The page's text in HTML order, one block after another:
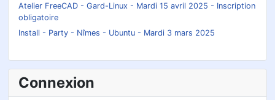
Atelier FreeCAD - Gard-Linux - Mardi 15 avril 2025 - Inscription
obligatoire
Install - Party - Nîmes - Ubuntu - Mardi 3 mars 2025
Connexion